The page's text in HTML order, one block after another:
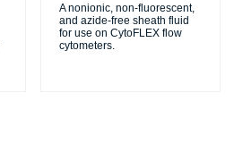
A nonionic, non-fluorescent,
and azide-free sheath fluid
for use on CytoFLEX flow
cytometers.